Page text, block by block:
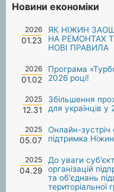
Новини економіки
2026
01.23
ЯК НІЖИН
НА РЕМОНТАХ
НОВІ ПРАВИЛА
2026
01.02
Програма
2026 році!
2025
12.31
Збільшення
для українців у
2025
05.07
Онлайн-зустріч
підтримка
2025
04.29
До уваги
організацій
та об'єднань
територіальної